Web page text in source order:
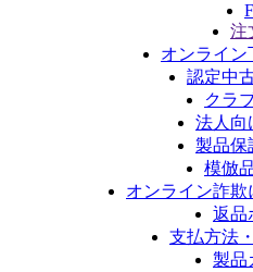
注
オンライン
認定中
クラ
法人向
製品保
模倣
オンライン詐
返品
支払方法
製品